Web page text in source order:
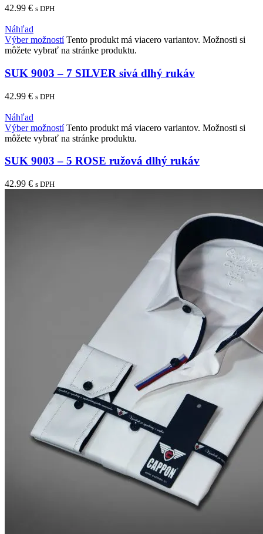
42.99 € s DPH
Náhľad
Výber možností Tento produkt má viacero variantov. Možnosti si
môžete vybrať na stránke produktu.
SUK 9003 – 7 SILVER sivá dlhý rukáv
42.99 € s DPH
Náhľad
Výber možností Tento produkt má viacero variantov. Možnosti si
môžete vybrať na stránke produktu.
SUK 9003 – 5 ROSE ružová dlhý rukáv
42.99 € s DPH